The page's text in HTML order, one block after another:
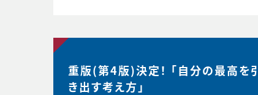
重版(第4版)決定！ 「自分の最高を
き出す考え方」